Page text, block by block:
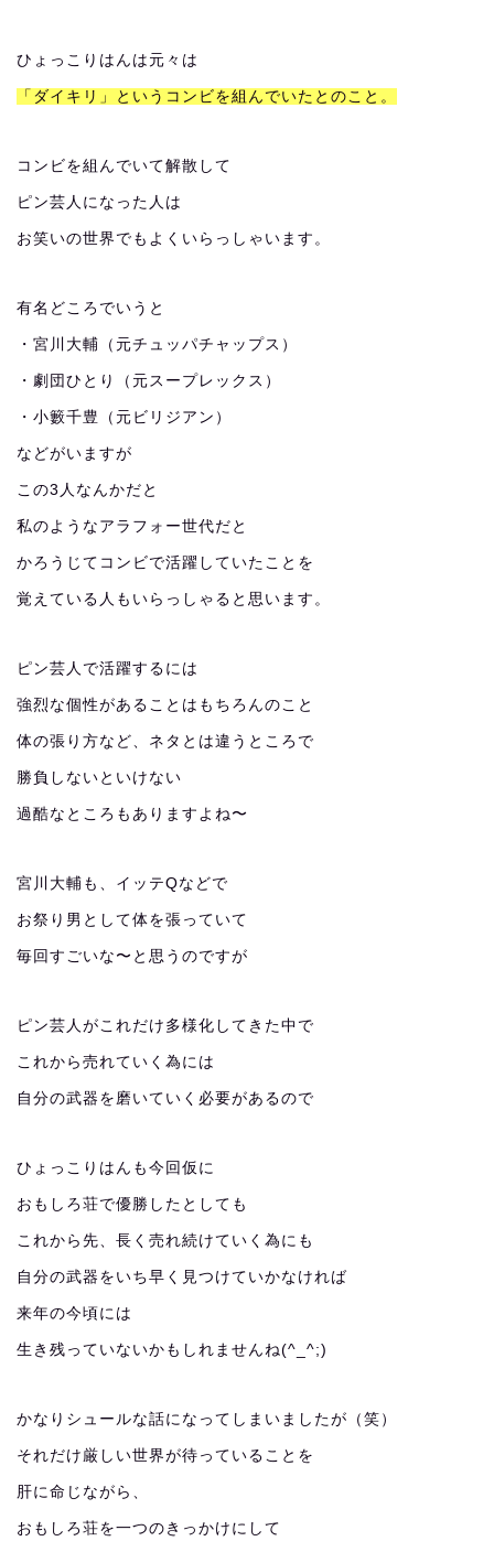
ひょっこりはんは元々は
「ダイキリ」というコンビを組んでいたとのこと。
コンビを組んでいて解散して
ピン芸人になった人は
お笑いの世界でもよくいらっしゃいます。
有名どころでいうと
・宮川大輔（元チュッパチャップス）
・劇団ひとり（元スープレックス）
・小籔千豊（元ビリジアン）
などがいますが
この3人なんかだと
私のようなアラフォー世代だと
かろうじてコンビで活躍していたことを
覚えている人もいらっしゃると思います。
ピン芸人で活躍するには
強烈な個性があることはもちろんのこと
体の張り方など、ネタとは違うところで
勝負しないといけない
過酷なところもありますよね〜
宮川大輔も、イッテQなどで
お祭り男として体を張っていて
毎回すごいな〜と思うのですが
ピン芸人がこれだけ多様化してきた中で
これから売れていく為には
自分の武器を磨いていく必要があるので
ひょっこりはんも今回仮に
おもしろ荘で優勝したとしても
これから先、長く売れ続けていく為にも
自分の武器をいち早く見つけていかなければ
来年の今頃には
生き残っていないかもしれませんね(^_^;)
かなりシュールな話になってしまいましたが（笑）
それだけ厳しい世界が待っていることを
肝に命じながら、
おもしろ荘を一つのきっかけにして